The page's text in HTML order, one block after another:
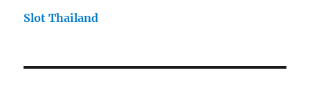
Slot Thailand